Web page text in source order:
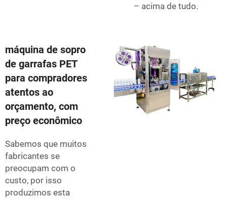
– acima de tudo.
máquina de sopro
de garrafas PET
para compradores
atentos ao
orçamento, com
preço econômico
Sabemos que muitos
fabricantes se
preocupam com o
custo, por isso
produzimos esta